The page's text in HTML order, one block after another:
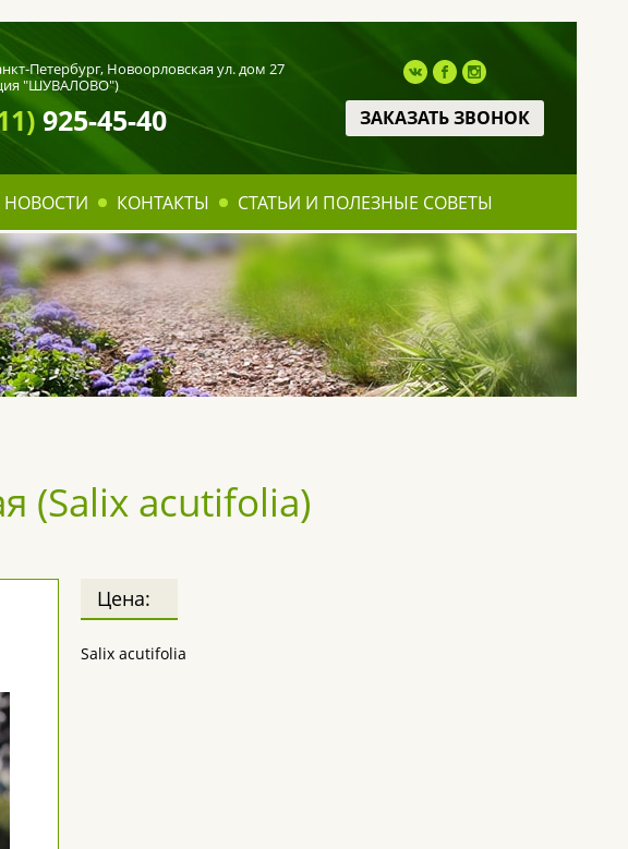
Петербург, Новоорловская ул. дом 27
"ШУВАЛОВО")
925-45-40 ЗАКАЗАТЬ ЗВОНОК
КОНТАКТЫ СТАТЬИ И ПОЛЕЗНЫЕ СОВЕТЫ
(Salix acutifolia)
Цена:
Salix acutifolia